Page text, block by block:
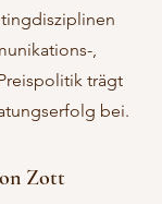
,
trägt
bei.
Zott